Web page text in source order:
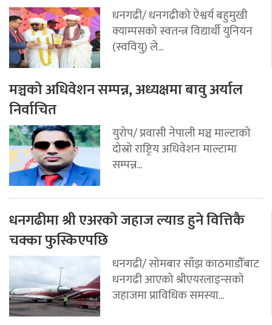
धनगढी/ धनगढीको ऐश्वर्य बहुमुखी
क्याम्पसको स्वतन्त्र विद्यार्थी युनियन
(स्ववियु) ले...
मञ्चको अधिवेशन सम्पन्न, अध्यक्षमा बावु अर्याल
निर्वाचित
युरोप/ प्रवासी नेपाली मञ्च माल्टाको
दोस्रो राष्ट्रिय अधिवेशन माल्टामा
सम्पन्न...
धनगढीमा श्री एअरको जहाज ल्याड हुने वित्तिकै
चक्का फुस्किएपछि
धनगढी/ सोमबार साँझ काठमाडौँबाट
धनगढी आएको श्रीएयरलाइन्सको
जहाजमा प्राविधिक समस्या...